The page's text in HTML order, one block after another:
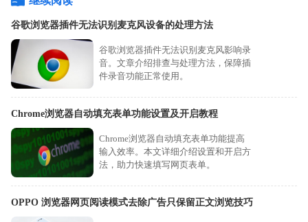
谷歌浏览器插件无法识别麦克风设备的处理方法
谷歌浏览器插件无法识别麦克风影响录
音。文章介绍排查与处理方法，保障插
件录音功能正常使用。
Chrome浏览器自动填充表单功能设置及开启教程
Chrome浏览器自动填充表单功能提高
输入效率。本文详细介绍设置和开启方
法，助力快速填写网页表单。
OPPO 浏览器网页阅读模式去除广告只保留正文浏览技巧